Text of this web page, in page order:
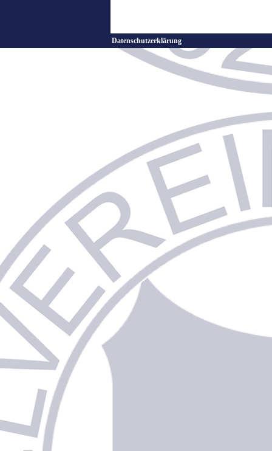
Datenschutzerklärung